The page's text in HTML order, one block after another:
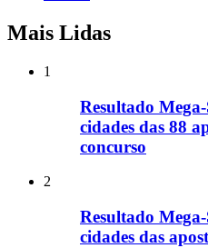
Mais Lidas
1
Resultado
cidades das 88
concurso
2
Resultado
cidades das